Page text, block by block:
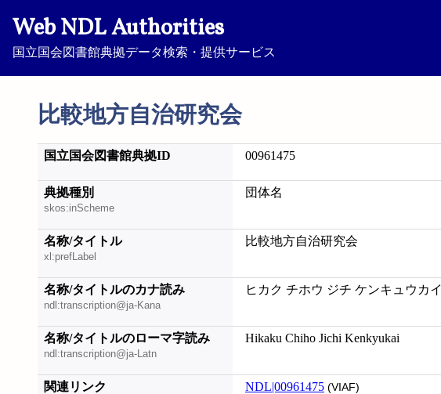
Web NDL Authorities
国立国会図書館典拠データ検索・提供サービス
比較地方自治研究会
国立国会図書館典拠ID 00961475
典拠種別
skos:inScheme
団体名
名称/タイトル
xl:prefLabel
比較地方自治研究会
名称/タイトルのカナ読み
ndl:transcription@ja-Kana
ヒカク チホウ ジチ ケンキュウカイ
名称/タイトルのローマ字読み
ndl:transcription@ja-Latn
Hikaku Chiho Jichi Kenkyukai
関連リンク NDL|00961475 (VIAF)